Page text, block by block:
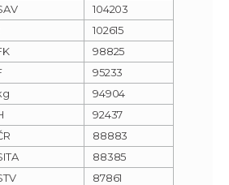
104203
102615
98825
95233
94904
92437
88883
88385
87861